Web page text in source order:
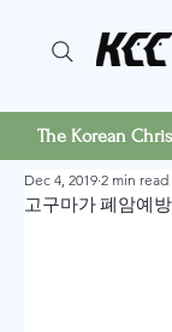
The Korean
고구마가 폐암예
Dec 4, 2019 2 min read